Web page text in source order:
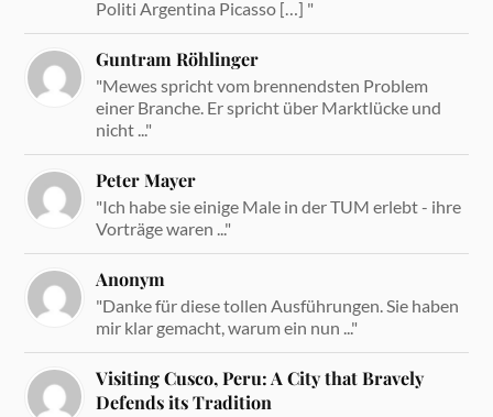
Politi Argentina Picasso […] "
Guntram Röhlinger
"Mewes spricht vom brennendsten Problem
einer Branche. Er spricht über Marktlücke und
nicht ..."
Peter Mayer
"Ich habe sie einige Male in der TUM erlebt - ihre
Vorträge waren ..."
Anonym
"Danke für diese tollen Ausführungen. Sie haben
mir klar gemacht, warum ein nun ..."
Visiting Cusco, Peru: A City that Bravely
Defends its Tradition